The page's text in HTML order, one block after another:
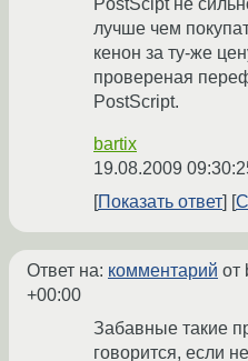
PostScipt не
лучше чем
кенон за ту-же
провереная
PostScript.
bartix
19.08.2009
Показать ответ
Ответ на: комментарий от
+00:00
Забавные такие
говорится, если